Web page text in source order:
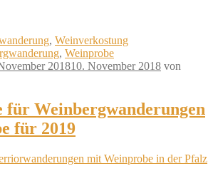
, Weinverkostung
, Weinprobe
201810. November 2018 von
für Weinbergwanderungen
für 2019